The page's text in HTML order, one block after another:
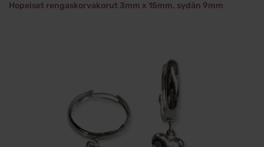
Hopeiset rengaskorvakorut 3mm x 15mm, sydän 9mm